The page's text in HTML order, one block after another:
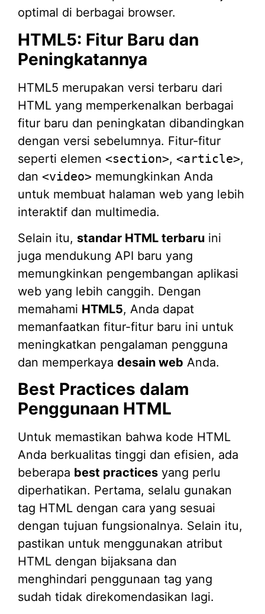
optimal di berbagai browser.
HTML5: Fitur Baru dan
Peningkatannya
HTML5 merupakan versi terbaru dari
HTML yang memperkenalkan berbagai
fitur baru dan peningkatan dibandingkan
dengan versi sebelumnya. Fitur-fitur
seperti elemen <section>, <article>,
dan <video> memungkinkan Anda
untuk membuat halaman web yang lebih
interaktif dan multimedia.
Selain itu, standar HTML terbaru ini
juga mendukung API baru yang
memungkinkan pengembangan aplikasi
web yang lebih canggih. Dengan
memahami HTML5, Anda dapat
memanfaatkan fitur-fitur baru ini untuk
meningkatkan pengalaman pengguna
dan memperkaya desain web Anda.
Best Practices dalam
Penggunaan HTML
Untuk memastikan bahwa kode HTML
Anda berkualitas tinggi dan efisien, ada
beberapa best practices yang perlu
diperhatikan. Pertama, selalu gunakan
tag HTML dengan cara yang sesuai
dengan tujuan fungsionalnya. Selain itu,
pastikan untuk menggunakan atribut
HTML dengan bijaksana dan
menghindari penggunaan tag yang
sudah tidak direkomendasikan lagi.